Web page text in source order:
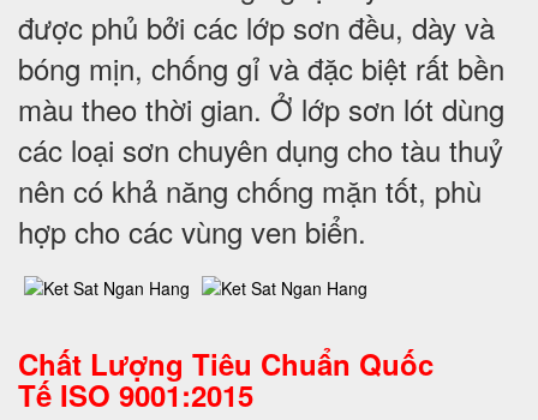
được phủ bởi các lớp sơn đều, dày và
bóng mịn, chống gỉ và đặc biệt rất bền
màu theo thời gian. Ở lớp sơn lót dùng
các loại sơn chuyên dụng cho tàu thuỷ
nên có khả năng chống mặn tốt, phù
hợp cho các vùng ven biển.
Chất Lượng Tiêu Chuẩn Quốc
Tế ISO 9001:2015